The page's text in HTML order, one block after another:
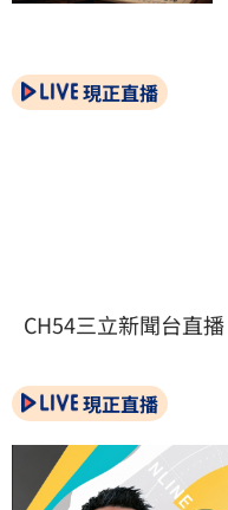
現正直播
CH54三立新聞台直播
現正直播